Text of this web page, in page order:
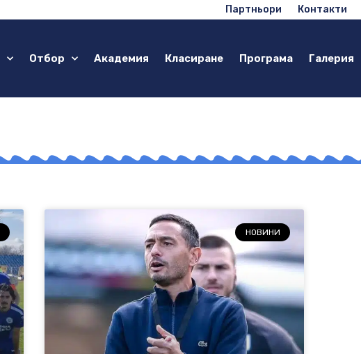
Партньори Контакти
Отбор Академия Класиране Програма Галерия
НОВИНИ